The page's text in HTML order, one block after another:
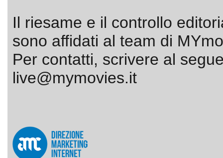
Il riesame e il controllo
sono affidati al team di
Per contatti, scrivere al
live@mymovies.it